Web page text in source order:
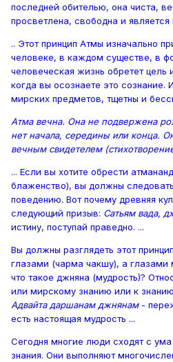
последней обителью, она чиста,
просветлена, свободна и
.. Этот принцип Атмы изначально
человеке, в каждом существе, в
человеческая жизнь обретет цель
когда вы осознаете это
мирских предметов, тщетны и
Атма вечна. Она не подвержена
нет начала, середины или конца.
вечным свидетелем
... Если вы хотите обрести
блаженство), вы должны
поведению. Вот почему древняя
следующий призыв: Сатьям вада,
истину, поступай праведно. ...
Вы должны разглядеть этот
глазами (чарма чакшу), а глазами
что такое джняна (мудрость)?
или мирскому знанию или к
Адвайта даршанам джнянам -
есть настоящая мудрость ...
Сегодня многие люди сходят с ума
знания. Они выполняют